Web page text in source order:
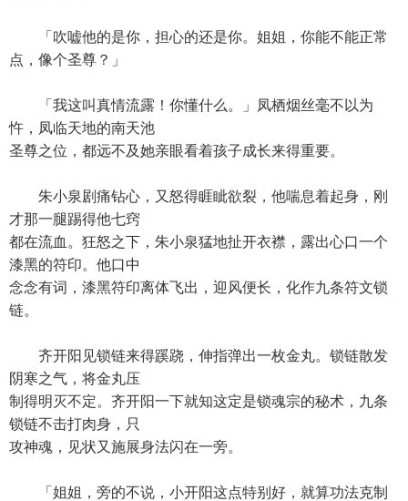
「吹嘘他的是你，担心的还是你。姐姐，你能不能正常
点，像个圣尊？」
「我这叫真情流露！你懂什么。」凤栖烟丝毫不以为
忤，凤临天地的南天池
圣尊之位，都远不及她亲眼看着孩子成长来得重要。
朱小泉剧痛钻心，又怒得睚眦欲裂，他喘息着起身，刚
才那一腿踢得他七窍
都在流血。狂怒之下，朱小泉猛地扯开衣襟，露出心口一个
漆黑的符印。他口中
念念有词，漆黑符印离体飞出，迎风便长，化作九条符文锁
链。
齐开阳见锁链来得蹊跷，伸指弹出一枚金丸。锁链散发
阴寒之气，将金丸压
制得明灭不定。齐开阳一下就知这定是锁魂宗的秘术，九条
锁链不击打肉身，只
攻神魂，见状又施展身法闪在一旁。
「姐姐，旁的不说，小开阳这点特别好，就算功法克制